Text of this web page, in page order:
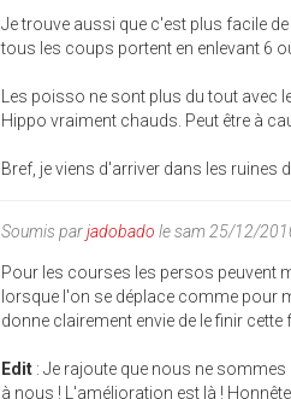
Je trouve aussi que c'est plus facile
tous les coups portent en enlevant 6
Les poisso ne sont plus du tout avec
Hippo vraiment chauds. Peut être à
Bref, je viens d'arriver dans les ruines
Soumis parjadobado le sam 25/12/
Pour les courses les persos peuvent
lorsque l'on se déplace comme pour
donne clairement envie de le finir
Edit : Je rajoute que nous ne
à nous ! L'amélioration est là !